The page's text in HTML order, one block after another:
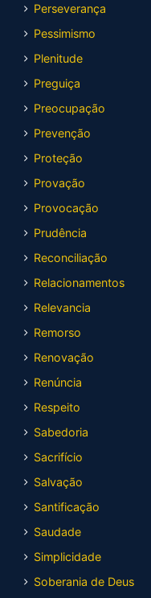
Perseverança
Pessimismo
Plenitude
Preguiça
Preocupação
Prevenção
Proteção
Provação
Provocação
Prudência
Reconciliação
Relacionamentos
Relevancia
Remorso
Renovação
Renúncia
Respeito
Sabedoria
Sacrifício
Salvação
Santificação
Saudade
Simplicidade
Soberania de Deus